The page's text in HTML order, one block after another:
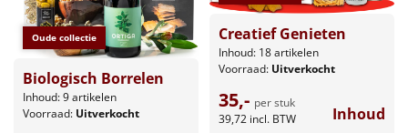
Uniek
Alle thema's
Artikel
Oude collectie
Biologisch Borrelen
Inhoud: 9 artikelen
Voorraad: Uitverkocht
Creatief Genieten
Inhoud: 18 artikelen
Voorraad: Uitverkocht
35,- per stuk
39,72 incl. BTW Inhoud